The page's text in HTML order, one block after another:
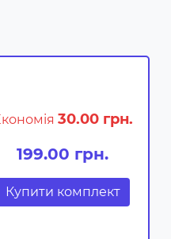
30.00 грн.
199.00 грн.
Купити комплект